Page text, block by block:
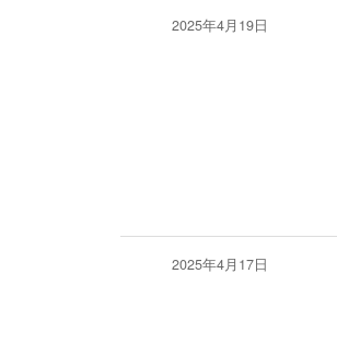
2025年4月19日
2025年4月17日